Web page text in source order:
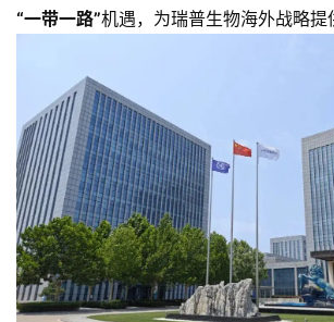
“一带一路”机遇，为瑞普生物海外战略提